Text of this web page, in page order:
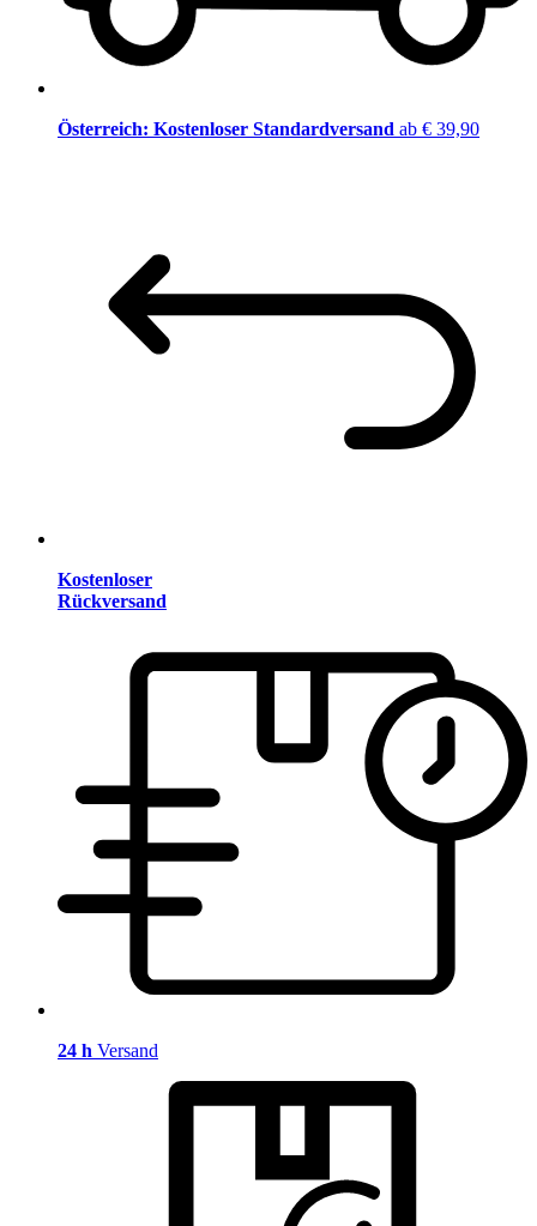
Österreich: Kostenloser Standardversand ab € 39,90
Kostenloser
Rückversand
24 h Versand